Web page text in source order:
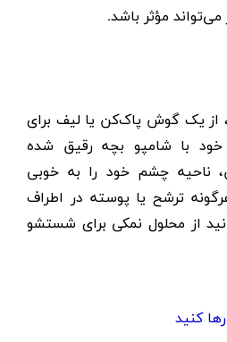
مؤثر باشد.
از یک گوش پاک‌کن یا لیف برای
خود با شامپو بچه رقیق شده
ناحیه چشم خود را به خوبی
ترشح یا پوسته در اطراف
از محلول نمکی برای شستشو
کنید